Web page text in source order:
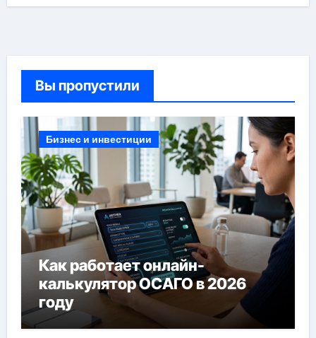
Вы пропустили
Бизнес и инвестиции
Как работает онлайн-
калькулятор ОСАГО в 2026
году